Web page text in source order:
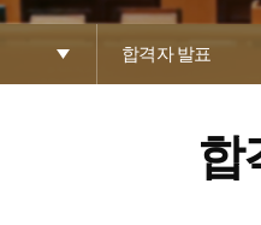
합격자 발표
합